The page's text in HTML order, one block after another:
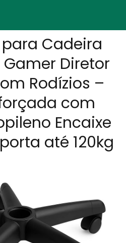
para Cadeira
Diretor
Rodízios –
com
Encaixe
até 120kg